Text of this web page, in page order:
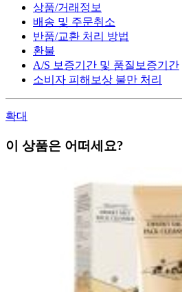
상품/거래정보
배송 및 주문취소
반품/교환 처리 방법
환불
A/S 보증기간 및 품질보증기간
소비자 피해보상 불만 처리
확대
이 상품은 어떠세요?